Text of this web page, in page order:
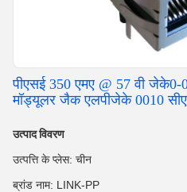
पीएसई 350 एमए @ 57 वी
मॉड्यूलर जैक एलपीजेके 0010
उत्पाद विवरण
उत्पत्ति के प्लेस: चीन
ब्रांड नाम: LINK-PP